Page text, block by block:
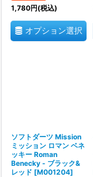
1,780円(税込)
オプション選択
ソフトダーツ Mission
ミッション ロマン ベネ
ッキー Roman
Benecky - ブラック&
レッド [M001204]